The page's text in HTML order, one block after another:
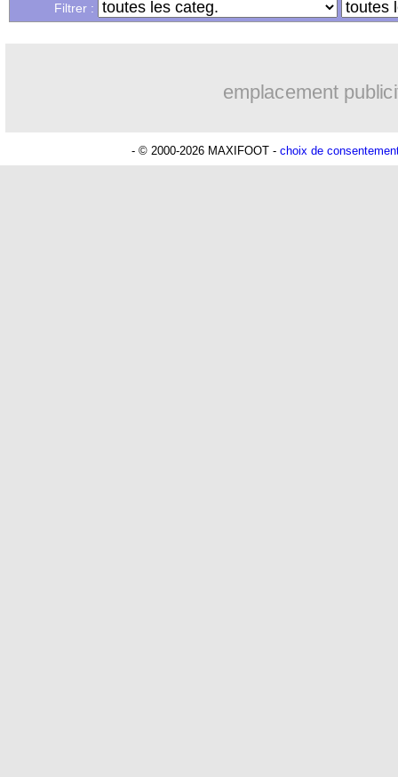
Filtrer :
emplacement
- © 2000-2026 MAXIFOOT - choix de